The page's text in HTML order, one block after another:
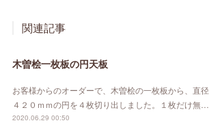
関連記事
木曽桧一枚板の円天板
お客様からのオーダーで、木曽桧の一枚板から、直径
４２０ｍｍの円を４枚切り出しました。１枚だけ無…
2020.06.29 00:50